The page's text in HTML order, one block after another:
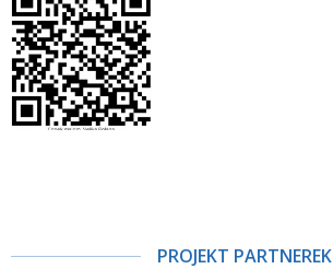
PROJEKT PARTNEREK